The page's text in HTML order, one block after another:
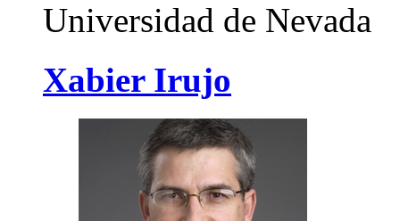
Universidad de Nevada
Xabier Irujo